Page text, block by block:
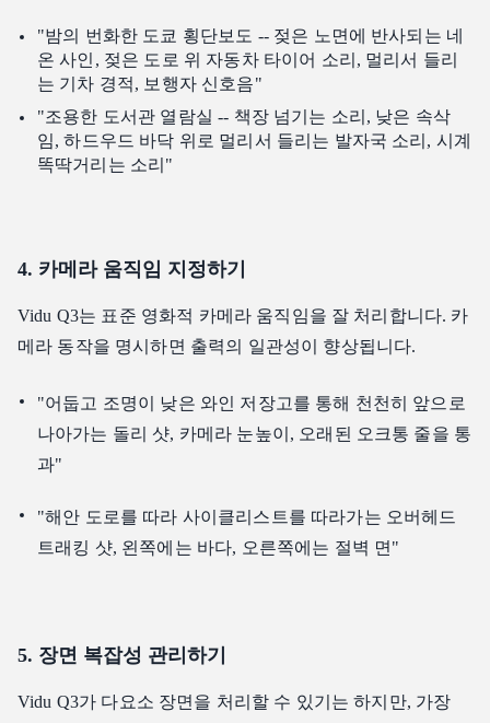
"밤의 번화한 도쿄 횡단보도 -- 젖은 노면에 반사되는 네
온 사인, 젖은 도로 위 자동차 타이어 소리, 멀리서 들리
는 기차 경적, 보행자 신호음"
"조용한 도서관 열람실 -- 책장 넘기는 소리, 낮은 속삭
임, 하드우드 바닥 위로 멀리서 들리는 발자국 소리, 시계
똑딱거리는 소리"
4. 카메라 움직임 지정하기
Vidu Q3는 표준 영화적 카메라 움직임을 잘 처리합니다. 카
메라 동작을 명시하면 출력의 일관성이 향상됩니다.
"어둡고 조명이 낮은 와인 저장고를 통해 천천히 앞으로
나아가는 돌리 샷, 카메라 눈높이, 오래된 오크통 줄을 통
과"
"해안 도로를 따라 사이클리스트를 따라가는 오버헤드
트래킹 샷, 왼쪽에는 바다, 오른쪽에는 절벽 면"
5. 장면 복잡성 관리하기
Vidu Q3가 다요소 장면을 처리할 수 있기는 하지만, 가장